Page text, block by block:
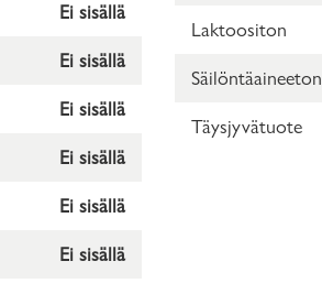
Ei sisällä
Ei sisällä
Ei sisällä
Ei sisällä
Ei sisällä
Ei sisällä
Laktoositon
Säilöntäaineeton
Täysjyvätuote